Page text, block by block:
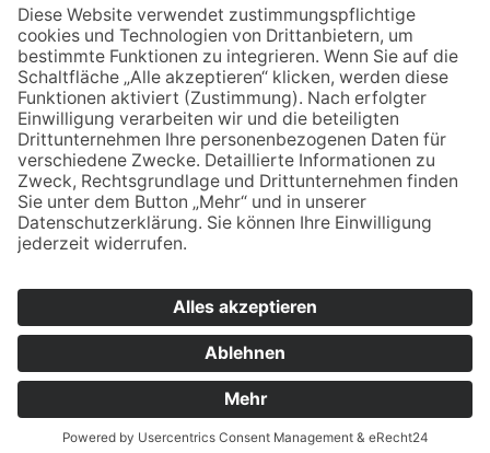
einverstanden, dass die von mir angegebenen
Daten elektronisch erhoben und gespeichert
werden. Meine Daten werden dabei nur streng
zweckgebunden zur Bearbeitung und
Beantwortung meiner Anfrage genutzt. Sie
können sich auch direkt per Mail an unsere
Lehrkräfte wenden:
Vornamen.Nachname@bsz2.de (Beispiel:
Namen finden Sie unter "Lehrkräfte".
* Pflichtfelder